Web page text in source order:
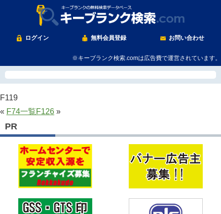
ログイン 無料会員登録 お問い合わせ
※キーブランク検索.comは広告費で運営されています。
F119
« F74一覧F126 »
PR